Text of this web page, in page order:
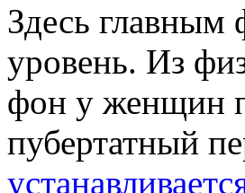
Здесь главным
уровень. Из
фон у женщин
пубертатный